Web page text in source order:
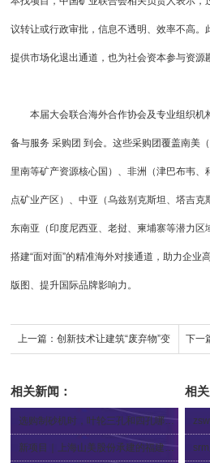
议转让或行政审批，信息不透明、效率不高。
提供市场化退出通道，也为社会资本参与资源
本届大会联合海外合作协会及专业组织机
备与服务 采购团 到会。这些采购团覆盖南美
里南等矿产资源核心国）、非洲（津巴布韦
点矿业产区）、中亚（乌兹别克斯坦、塔吉克
东南亚（印度尼西亚、老挝、柬埔寨等潜力
搭建“面对面”的精准海外对接通道，助力企业
版图、提升国际品牌影响力。
上一篇： 创新技术让建筑“废弃物”变
形成
下一
相关新闻：
选购制砂机时，叶轮三孔和四孔哪种更好
2023-08-03
新项目｜上海山美股份承建的福建南平湿法机制砂石生产线建成投产...
相关